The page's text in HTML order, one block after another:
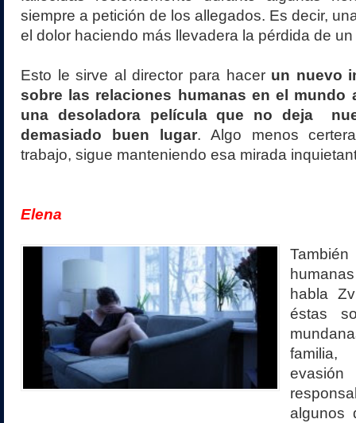
siempre a petición de los allegados. Es decir,
el dolor haciendo más llevadera la pérdida de
Esto le sirve al director para hacer un nuevo
sobre las relaciones humanas en el mundo
una desoladora película que no deja
demasiado buen lugar. Algo menos
trabajo, sigue manteniendo esa mirada
Elena
habla
éstas
algunos